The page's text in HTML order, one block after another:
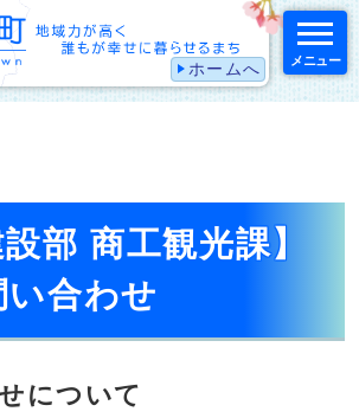
ホームへ メニュー
設部 商工観光課】
合わせ
について